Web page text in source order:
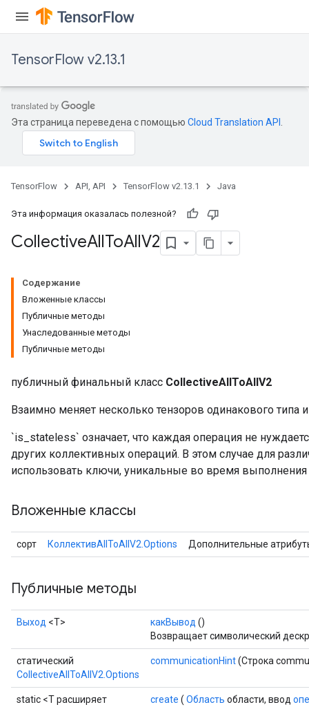
TensorFlow v2.13.1
Эта страница переведена с помощью Cloud Translation API
TensorFlow API, API TensorFlow v2.13.1 Java
Эта информация оказалась полезной?
CollectiveAllToAllV2
Содержание
Вложенные классы
Публичные методы
Унаследованные методы
Публичные методы
публичный финальный класс CollectiveAllToAllV2
Взаимно меняет несколько тензоров одинакового типа
`is_stateless` означает, что каждая операция не
других коллективных операций. В этом случае для
использовать ключи, уникальные во время выполнения
Вложенные классы
сорт КоллективAllToAllV2.Options Дополнительные
Публичные методы
Выход <Т> какВывод ()
Возвращает символический
статический
CollectiveAllToAllV2.Options
communicationHint(Строка
static <T расширяет
create ( Область области, ввод